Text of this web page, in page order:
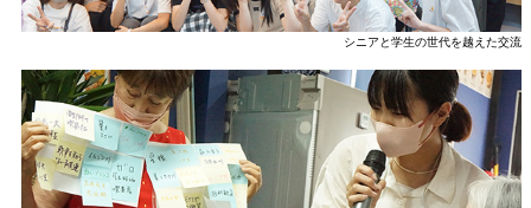
シニアと学生の世代を越えた交流